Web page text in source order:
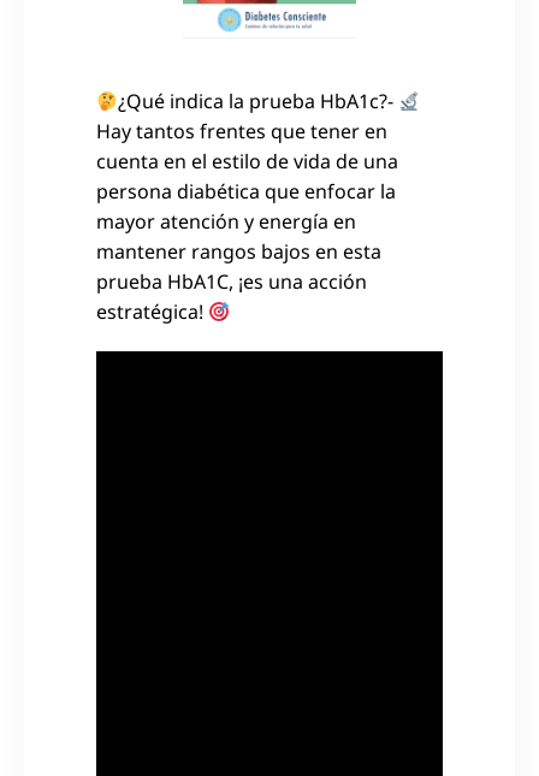
¿Qué indica la prueba HbA1c?-
Hay tantos frentes que tener en
cuenta en el estilo de vida de una
persona diabética que enfocar la
mayor atención y energía en
mantener rangos bajos en esta
prueba HbA1C, ¡es una acción
estratégica!